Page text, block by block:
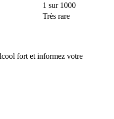
1 sur 1000
Très rare
fort et informez votre